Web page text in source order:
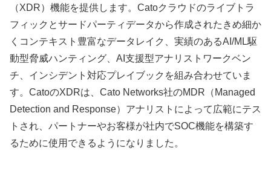
（XDR）機能を提供します。Catoクラウドのライブトラ
フィックとサードパーティデータから作成されたきめ細か
くコンテキスト豊富なデータレイク、実績のあるAI/ML駆
動型脅威ハンティング、AI支援型アナリストワークベン
チ、インシデント対応プレイブックを組み合わせていま
す。CatoのXDRは、Cato Networks社のMDR（Managed
Detection and Response）アナリストによって広範にテス
トされ、パートナーやお客様が社内でSOC機能を構築す
るために使用できるようになりました。